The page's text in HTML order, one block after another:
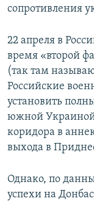
сопротивления
22 апреля в
время «второй
(так там
Российские
установить
южной Украиной
коридора в
выхода в
Однако, по
успехи на